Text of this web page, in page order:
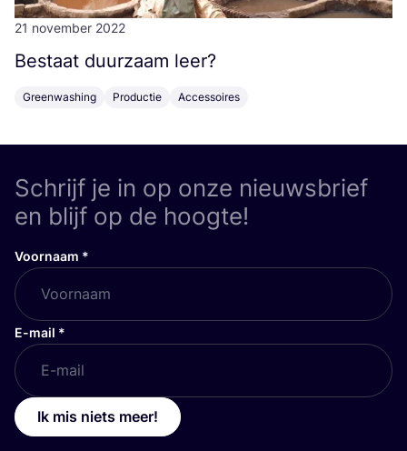
21 november 2022
Bestaat duur­zaam leer?
Greenwashing Productie Accessoires
Schrijf je in op onze nieuwsbrief
en blijf op de hoogte!
Voornaam *
E-mail *
Ik mis niets meer!